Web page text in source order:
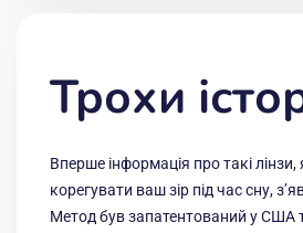
Трохи
Вперше інформація про такі лінзи,
корегувати ваш зір під час сну,
Метод був запатентований у США